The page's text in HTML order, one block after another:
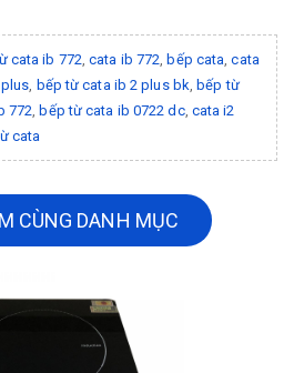
cata ib 772 ,cata ib 772 bếp cata ,cata
bếp từ cata ib 2 plus bk bếp từ
772 bếp từ cata ib 0722 dc, cata i2
cata
CÙNG DANH MỤC